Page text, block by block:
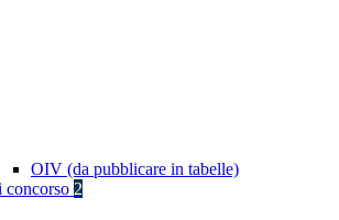
OIV (da pubblicare in tabelle)
concorso 2